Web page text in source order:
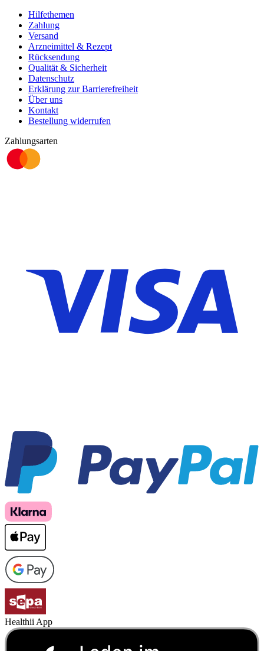
Hilfethemen
Zahlung
Versand
Arzneimittel & Rezept
Rücksendung
Qualität & Sicherheit
Datenschutz
Erklärung zur Barrierefreiheit
Über uns
Kontakt
Bestellung widerrufen
Zahlungsarten
Healthii App